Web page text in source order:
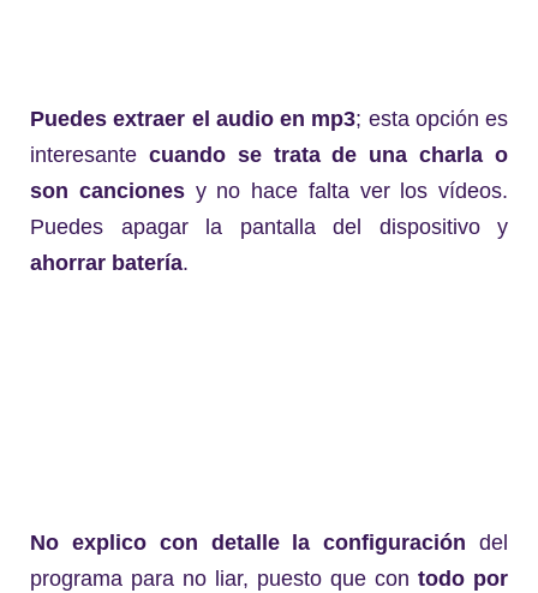
Puedes extraer el audio en mp3; esta opción es
interesante cuando se trata de una charla o
son cancionesy no hace falta ver los vídeos.
Puedes apagar la pantalla del dispositivo y
ahorrar batería.
No explico con detalle la configuración del
programa para no liar, puesto que con todo por